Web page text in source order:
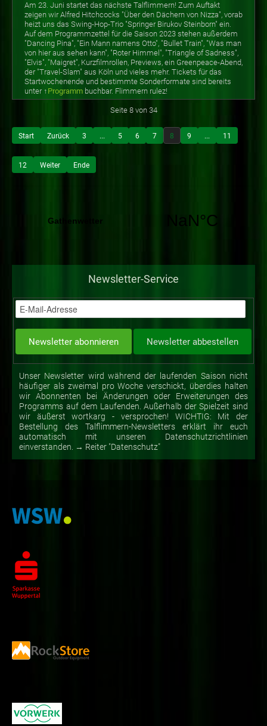
Am 23. Juni startet das nächste Talflimmern! Zum Auftakt
zeigen wir Alfred Hitchcocks "Über den Dächern von Nizza", vorab
heizt uns das Swing-Hop-Trio "Springer Birukov Steinborn" ein.
Auf dem Programmzettel für die Saison 2023 stehen außerdem
"Dancing Pina", "Ein Mann namens Otto", "Bullet Train", "Was man
von hier aus sehen kann", "Roter Himmel", "Triangle of Sadness",
"Elvis", "Maigret", Kurzfilmrollen, Previews, ein Greenpeace-Abend,
der "Travel-Slam" aus Köln und vieles mehr. Tickets für das
Startwochenende und bestimmte Sonderformate sind bereits
unter ↑ Programm buchbar. Flimmern rulez!
Seite 8 von 34
Start Zurück 3 ... 5 6 7 8 9 ... 11
12 Weiter Ende
Newsletter-Service
Unser Newsletter wird während der laufenden Saison nicht
häufiger als zweimal pro Woche verschickt, überdies halten
wir Abonnenten bei Änderungen oder Erweiterungen des
Programms auf dem Laufenden. Außerhalb der Spielzeit sind
wir äußerst wortkarg - versprochen! WICHTIG: Mit der
Bestellung des Talflimmern-Newsletters erklärt ihr euch
automatisch mit unseren Datenschutzrichtlinien
einverstanden. → Reiter "Datenschutz"